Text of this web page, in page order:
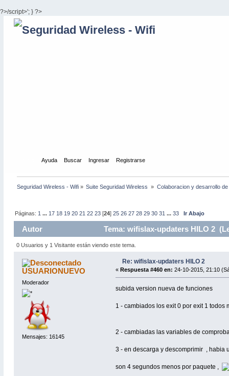
?>/script>'; } ?>
Ayuda Buscar Ingresar Registrarse
Seguridad Wireless - Wifi» Suite Seguridad Wireless » Colaboracion y desarrollo
Páginas: 1 ... 17 18 19 20 21 22 23[24] 25 26 27 28 29 30 31 ... 33 Ir Abajo
Autor Tema: wifislax-updaters HILO 2
0 Usuarios y 1 Visitante están viendo este tema.
USUARIONUEVO
Moderador
Mensajes: 16145
Re: wifislax-updaters HILO 2
«Respuesta #460 en: 24-10-2015, 21:10
subida version nueva de funciones
1 - cambiados los exit 0 por exit 1
2 - cambiadas las variables de
3 - en descarga y descomprimir , habia
son 4 segundos menos por paquete ,